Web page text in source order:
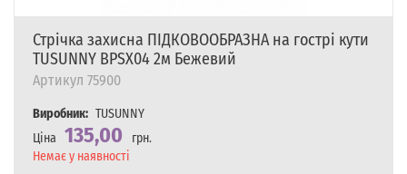
Стрічка захисна ПІДКОВООБРАЗНА на гострі кути
TUSUNNY BPSX04 2м Бежевий
Артикул 75900
Виробник: TUSUNNY
Ціна 135,00
грн.
Наявність
Немає у наявності